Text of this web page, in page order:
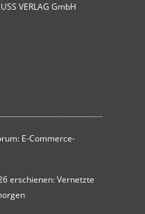
VERLAG GmbH
E-Commerce-
erschienen: Vernetzte